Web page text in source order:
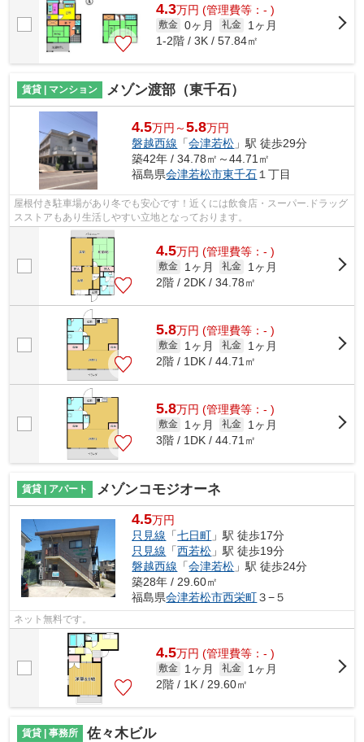
4.3万円 (管理費等：- )
敷金 0ヶ月 礼金
1ヶ月
1-2階 / 3K / 57.84㎡
賃貸 | マンション メゾン渡部（東千石）
4.5万円～5.8万円
磐越西線 「会津若松 」駅 徒歩29分
築42年 / 34.78㎡～44.71㎡
福島県会津若松市東千石１丁目
屋根付き駐車場があり冬でも安心です！近くには飲食店・スーパー.ドラッグ
スストアもあり生活しやすい立地となっております。
4.5万円 (管理費等：- )
敷金 1ヶ月 礼金
1ヶ月
2階 / 2DK / 34.78㎡
5.8万円 (管理費等：- )
敷金 1ヶ月 礼金
1ヶ月
2階 / 1DK / 44.71㎡
5.8万円 (管理費等：- )
敷金 1ヶ月 礼金
1ヶ月
3階 / 1DK / 44.71㎡
賃貸 | アパート メゾンコモジオーネ
4.5万円
只見線 「七日町 」駅 徒歩17分
只見線 「西若松 」駅 徒歩19分
磐越西線 「会津若松 」駅 徒歩24分
築28年 / 29.60㎡
福島県会津若松市西栄町３−５
ネット無料です。
4.5万円 (管理費等：- )
敷金 1ヶ月 礼金
1ヶ月
2階 / 1K / 29.60㎡
賃貸 | 事務所 佐々木ビル